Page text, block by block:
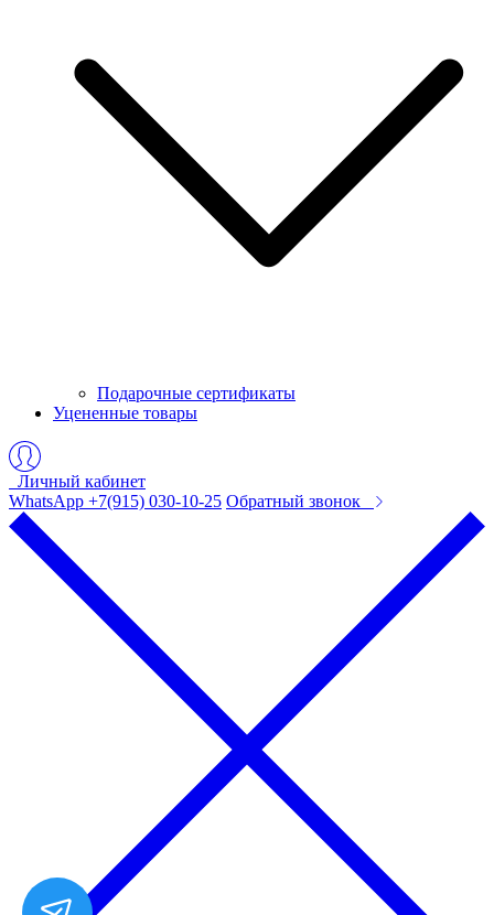
Подарочные сертификаты
Уцененные товары
Личный кабинет
WhatsApp +7(915) 030-10-25 Обратный звонок